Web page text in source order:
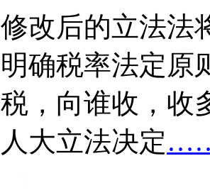
修改后的立法法
明确税率法定原
税，向谁收，收
人大立法决定